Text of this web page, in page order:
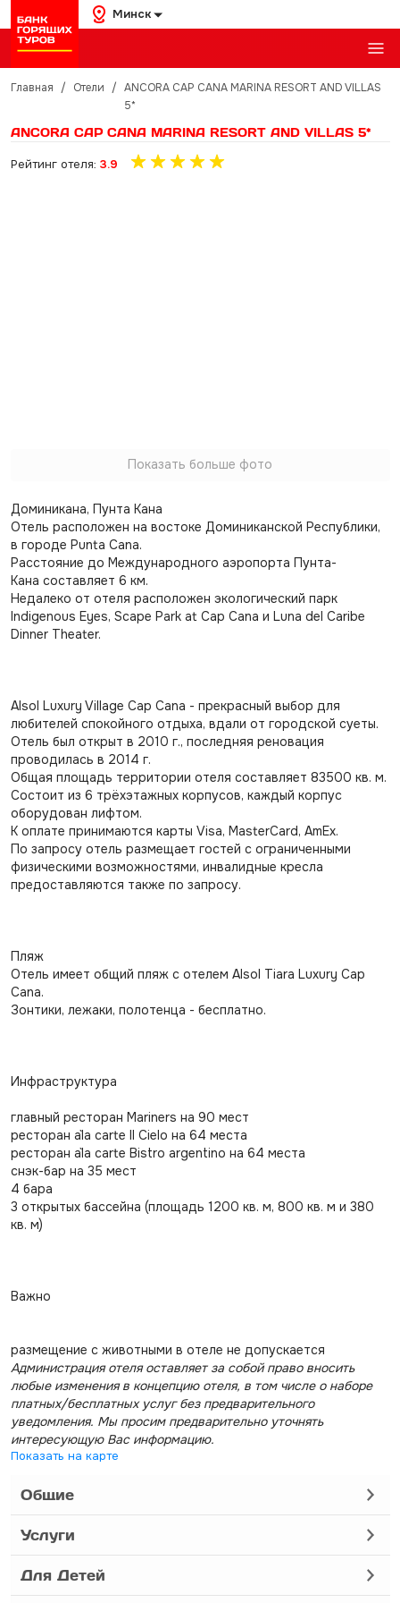
Минск
Главная / Отели / ANCORA CAP CANA MARINA RESORT AND VILLAS
5*
ANCORA CAP CANA MARINA RESORT AND VILLAS 5*
Рейтинг отеля: 3.9
Показать больше фото
Доминикана, Пунта Кана
Отель расположен на востоке Доминиканской Республики,
в городе Punta Cana.
Расстояние до Международного аэропорта Пунта-
Кана составляет 6 км.
Недалеко от отеля расположен экологический парк
Indigenous Eyes, Scape Park at Cap Cana и Luna del Caribe
Dinner Theater.
Alsol Luxury Village Cap Cana - прекрасный выбор для
любителей спокойного отдыха, вдали от городской суеты.
Отель был открыт в 2010 г., последняя реновация
проводилась в 2014 г.
Общая площадь территории отеля составляет 83500 кв. м.
Состоит из 6 трёхэтажных корпусов, каждый корпус
оборудован лифтом.
К оплате принимаются карты Visa, MasterCard, AmEx.
По запросу отель размещает гостей с ограниченными
физическими возможностями, инвалидные кресла
предоставляются также по запросу.
Пляж
Отель имеет общий пляж с отелем Alsol Tiara Luxury Cap
Cana.
Зонтики, лежаки, полотенца - бесплатно.
Инфраструктура
главный ресторан Mariners на 90 мест
ресторан a`la carte Il Cielo на 64 места
ресторан a`la carte Bistro argentino на 64 места
снэк-бар на 35 мест
4 бара
3 открытых бассейна (площадь 1200 кв. м, 800 кв. м и 380
кв. м)
Важно
размещение с животными в отеле не допускается
Администрация отеля оставляет за собой право вносить
любые изменения в концепцию отеля, в том числе о наборе
платных/бесплатных услуг без предварительного
уведомления. Мы просим предварительно уточнять
интересующую Вас информацию.
Показать на карте
Общие
Услуги
Для Детей